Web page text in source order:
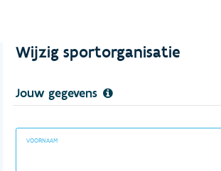
Wijzig sportorganisatie
Jouw gegevens
VOORNAAM